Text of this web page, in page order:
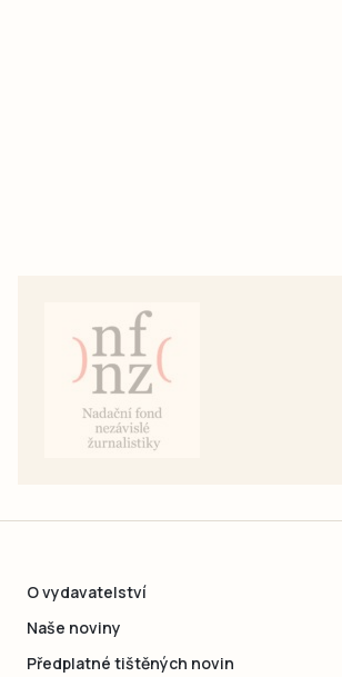
O vydavatelství
Naše noviny
Předplatné tištěných novin